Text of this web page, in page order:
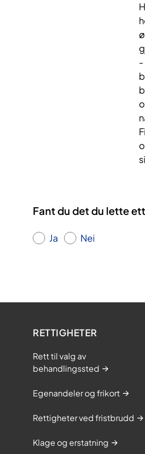
-
Fant du det du lette
Ja Nei
RETTIGHETER
Rett til valg av
behandlingssted
Egenandeler og frikort
Rettigheter ved fristbrudd
Klage og erstatning